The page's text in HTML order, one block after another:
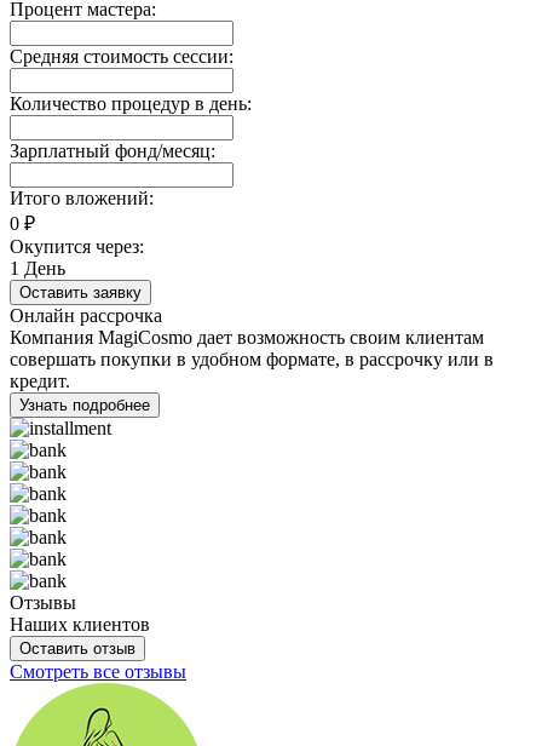
Процент мастера:
Средняя стоимость сессии:
Количество процедур в день:
Зарплатный фонд/месяц:
Итого вложений:
0 ₽
Окупится через:
1 День
Оставить заявку
Онлайн рассрочка
Компания MagiCosmo дает возможность своим клиентам
совершать покупки в удобном формате, в рассрочку или в
кредит.
Узнать подробнее
Отзывы
Наших клиентов
Оставить отзыв
Смотреть все отзывы